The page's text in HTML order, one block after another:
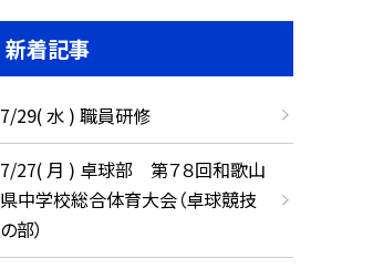
新着記事
7/29( 水 ) 職員研修
7/27( 月 ) 卓球部 第７８回和歌山
県中学校総合体育大会（卓球競技
の部）